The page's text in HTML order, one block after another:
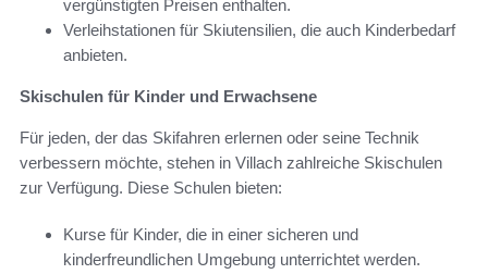
vergünstigten Preisen enthalten.
Verleihstationen für Skiutensilien, die auch Kinderbedarf
anbieten.
Skischulen für Kinder und Erwachsene
Für jeden, der das Skifahren erlernen oder seine Technik
verbessern möchte, stehen in Villach zahlreiche Skischulen
zur Verfügung. Diese Schulen bieten:
Kurse für Kinder, die in einer sicheren und
kinderfreundlichen Umgebung unterrichtet werden.